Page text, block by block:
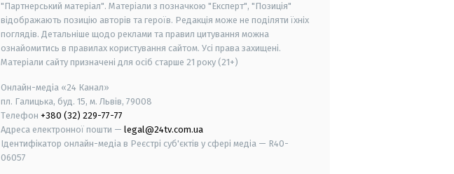
"Партнерський матеріал". Матеріали з позначкою "Експерт", "Позиція"
відображають позицію авторів та героїв. Редакція може не поділяти їхніх
поглядів. Детальніше щодо реклами та правил цитування можна
ознайомитись в правилах користування сайтом. Усі права захищені.
Матеріали сайту призначені для осіб старше 21 року (21+)
Онлайн-медіа «24 Канал»
пл. Галицька, буд. 15, м. Львів, 79008
Телефон +380 (32) 229-77-77
Адреса електронної пошти — legal@24tv.com.ua
Ідентифікатор онлайн-медіа в Реєстрі суб'єктів у сфері медіа — R40-
06057